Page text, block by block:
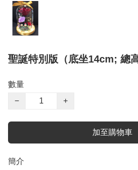
聖誕特別版（底坐14cm; 總
數量
−
+
加至購物車
簡介